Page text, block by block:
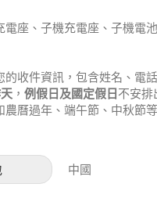
電座、子機充電座、子機電
的收件資訊，包含姓名、電
，例假日及國定假日不安排
農曆過年、端午節、中秋節
中國